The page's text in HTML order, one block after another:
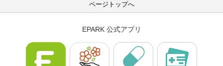
ページトップへ